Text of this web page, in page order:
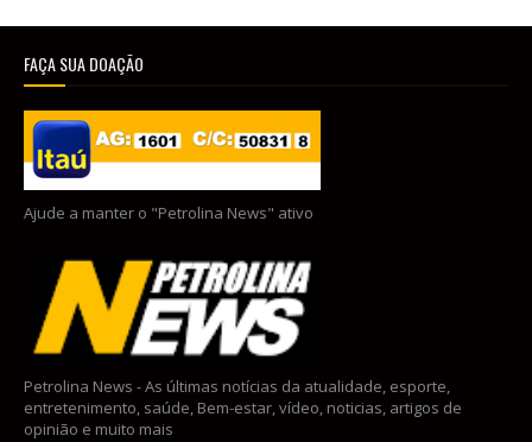
FAÇA SUA DOAÇÃO
Ajude a manter o "Petrolina News" ativo
Petrolina News - As últimas notícias da atualidade, esporte,
entretenimento, saúde, Bem-estar, vídeo, noticias, artigos de
opinião e muito mais